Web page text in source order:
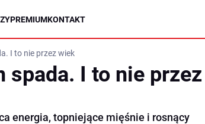
PREMIUMKONTAKT
I to nie przez wiek
spada. I to nie przez
energia, topniejące mięśnie i rosnący